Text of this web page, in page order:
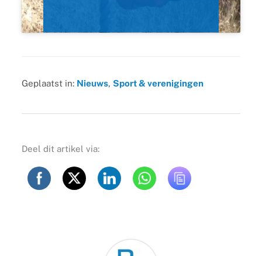
Geplaatst in: Nieuws, Sport & verenigingen
Deel dit artikel via: